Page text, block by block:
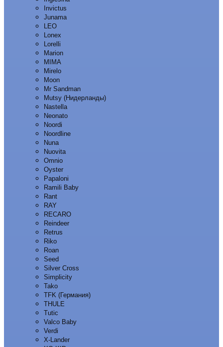
Invictus
Junama
LEO
Lonex
Lorelli
Marion
MIMA
Mirelo
Moon
Mr Sandman
Mutsy (Нидерланды)
Nastella
Neonato
Noordi
Noordline
Nuna
Nuovita
Omnio
Oyster
Papaloni
Ramili Baby
Rant
RAY
RECARO
Reindeer
Retrus
Riko
Roan
Seed
Silver Cross
Simplicity
Tako
TFK (Германия)
THULE
Tutic
Valco Baby
Verdi
X-Lander